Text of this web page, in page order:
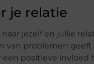
je relatie
jezelf en jullie
van problemen
positieve invloed